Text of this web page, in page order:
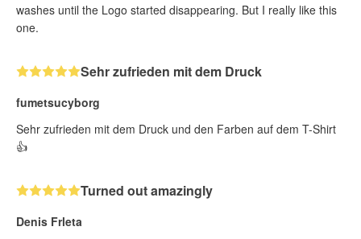
washes until the Logo started disappearing. But I really like this
one.
Sehr zufrieden mit dem Druck
fumetsucyborg
Sehr zufrieden mit dem Druck und den Farben auf dem T-Shirt
👍
Turned out amazingly
Denis Frleta